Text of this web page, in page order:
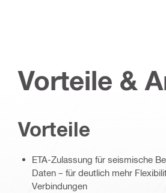
Vorteile &
Vorteile
ETA-Zulassung für seismische
Daten – für deutlich mehr
Verbindungen